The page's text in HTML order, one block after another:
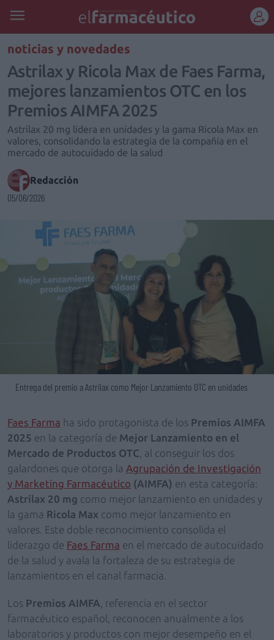
REGÍSTRATE
noticias y novedades
Astrilax y Ricola Max de Faes Farma,
mejores lanzamientos OTC en los
Premios AIMFA 2025
Astrilax 20 mg lidera en unidades y la gama Ricola Max en
valores, consolidando la estrategia de la compañía en el
mercado de autocuidado de la salud
Redacción
05/06/2026
Entrega del premio a Astrilax como Mejor Lanzamiento OTC en unidades
Faes Farma ha sido protagonista de los Premios AIMFA
2025 en la categoría de Mejor Lanzamiento en el
Mercado de Productos OTC , al conseguir los dos
galardones que otorga la Agrupación de Investigación
y Marketing Farmacéutico (AIMFA) en esta categoría:
Astrilax 20 mg como mejor lanzamiento en unidades y
la gama Ricola Max como mejor lanzamiento en
valores. Este doble reconocimiento consolida el
liderazgo de Faes Farma en el mercado de autocuidado
de la salud y avala la fortaleza de su estrategia de
lanzamientos en el canal farmacia.
Los Premios AIMFA , referencia en el sector
farmacéutico español, reconocen anualmente a los
laboratorios y productos con mejor desempeño en el